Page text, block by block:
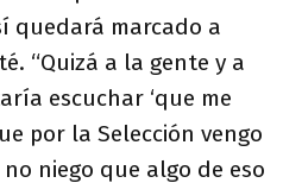
quedará marcado a
“Quizá a la gente y a
escuchar ‘que me
por la Selección vengo
niego que algo de eso